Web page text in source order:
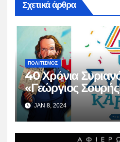
Σχετικά άρθρα
ΠΟΛΙΤΙΣΜΟΣ
40 Χρόνια
«Γεώργιος
JAN 8, 2024